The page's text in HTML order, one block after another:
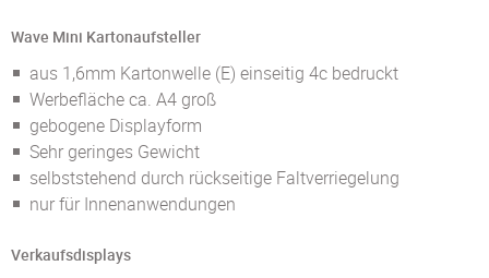
Wave Mini Kartonaufsteller
aus 1,6mm Kartonwelle (E) einseitig 4c bedruckt
Werbefläche ca. A4 groß
gebogene Displayform
Sehr geringes Gewicht
selbststehend durch rückseitige Faltverriegelung
nur für Innenanwendungen
Verkaufsdisplays